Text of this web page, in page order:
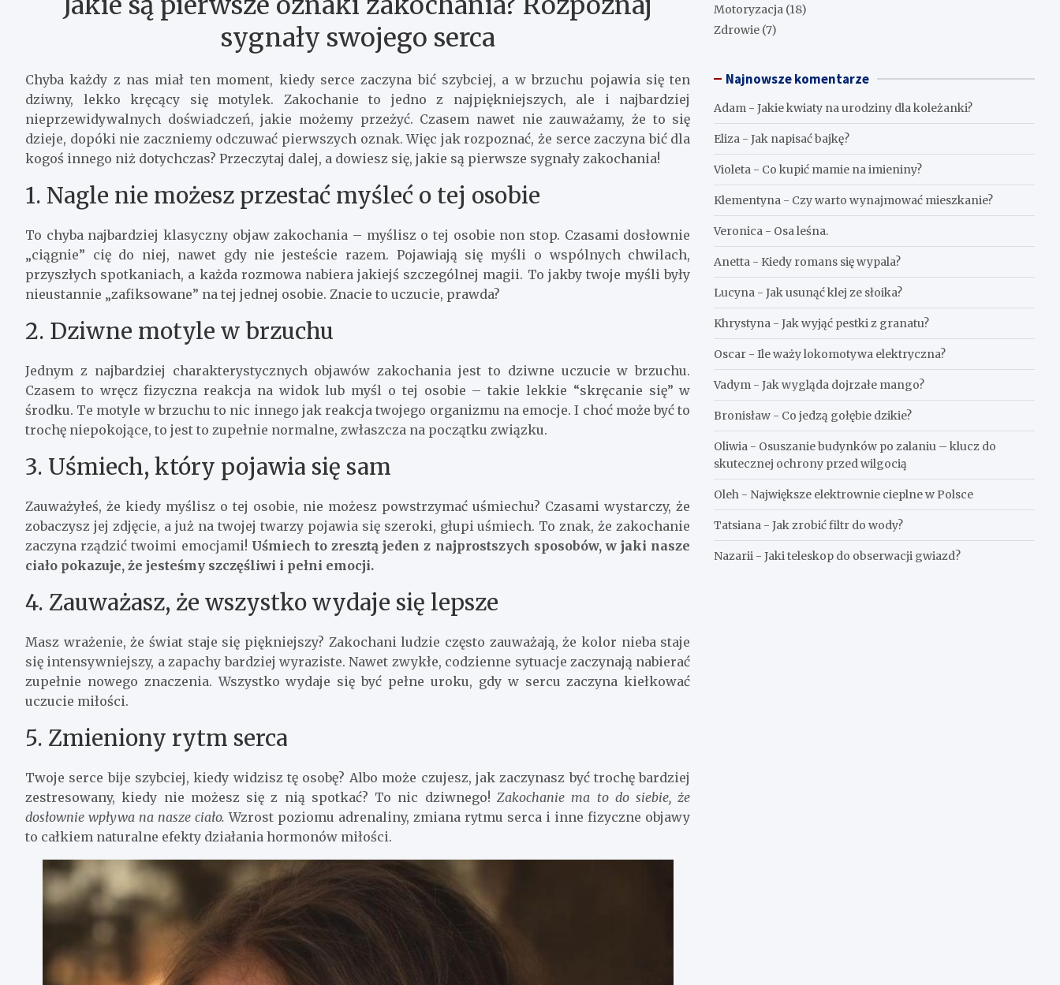
sygnały swojego serca
Chyba każdy z nas miał ten moment, kiedy serce zaczyna bić szybciej, a w brzuchu pojawia się ten
dziwny, lekko kręcący się motylek. Zakochanie to jedno z najpiękniejszych, ale i najbardziej
nieprzewidywalnych doświadczeń, jakie możemy przeżyć. Czasem nawet nie zauważamy, że to się
dzieje, dopóki nie zaczniemy odczuwać pierwszych oznak. Więc jak rozpoznać, że serce zaczyna bić dla
kogoś innego niż dotychczas? Przeczytaj dalej, a dowiesz się, jakie są pierwsze sygnały zakochania!
1. Nagle nie możesz przestać myśleć o tej osobie
To chyba najbardziej klasyczny objaw zakochania – myślisz o tej osobie non stop. Czasami dosłownie
„ciągnie” cię do niej, nawet gdy nie jesteście razem. Pojawiają się myśli o wspólnych chwilach,
przyszłych spotkaniach, a każda rozmowa nabiera jakiejś szczególnej magii. To jakby twoje myśli były
nieustannie „zafiksowane” na tej jednej osobie. Znacie to uczucie, prawda?
2. Dziwne motyle w brzuchu
Jednym z najbardziej charakterystycznych objawów zakochania jest to dziwne uczucie w brzuchu.
Czasem to wręcz fizyczna reakcja na widok lub myśl o tej osobie – takie lekkie “skręcanie się” w
środku. Te motyle w brzuchu to nic innego jak reakcja twojego organizmu na emocje. I choć może być to
trochę niepokojące, to jest to zupełnie normalne, zwłaszcza na początku związku.
3. Uśmiech, który pojawia się sam
Zauważyłeś, że kiedy myślisz o tej osobie, nie możesz powstrzymać uśmiechu? Czasami wystarczy, że
zobaczysz jej zdjęcie, a już na twojej twarzy pojawia się szeroki, głupi uśmiech. To znak, że zakochanie
zaczyna rządzić twoimi emocjami! Uśmiech to zresztą jeden z najprostszych sposobów, w jaki nasze
ciało pokazuje, że jesteśmy szczęśliwi i pełni emocji.
4. Zauważasz, że wszystko wydaje się lepsze
Masz wrażenie, że świat staje się piękniejszy? Zakochani ludzie często zauważają, że kolor nieba staje
się intensywniejszy, a zapachy bardziej wyraziste. Nawet zwykłe, codzienne sytuacje zaczynają nabierać
zupełnie nowego znaczenia. Wszystko wydaje się być pełne uroku, gdy w sercu zaczyna kiełkować
uczucie miłości.
5. Zmieniony rytm serca
Twoje serce bije szybciej, kiedy widzisz tę osobę? Albo może czujesz, jak zaczynasz być trochę bardziej
zestresowany, kiedy nie możesz się z nią spotkać? To nic dziwnego! Zakochanie ma to do siebie, że
dosłownie wpływa na nasze ciało.Wzrost poziomu adrenaliny, zmiana rytmu serca i inne fizyczne objawy
to całkiem naturalne efekty działania hormonów miłości.
Motoryzacja (18)
Zdrowie (7)
Najnowsze komentarze
Adam -Jakie kwiaty na urodziny dla koleżanki?
Eliza -Jak napisać bajkę?
Violeta - Co kupić mamie na imieniny?
Klementyna - Czy warto wynajmować mieszkanie?
Veronica - Osa leśna.
Anetta - Kiedy romans się wypala?
Lucyna -Jak usunąć klej ze słoika?
Khrystyna -Jak wyjąć pestki z granatu?
Oscar -Ile waży lokomotywa elektryczna?
Vadym -Jak wygląda dojrzałe mango?
Bronisław - Co jedzą gołębie dzikie?
Oliwia - Osuszanie budynków po zalaniu – klucz do
skutecznej ochrony przed wilgocią
Oleh - Największe elektrownie cieplne w Polsce
Tatsiana -Jak zrobić filtr do wody?
Nazarii -Jaki teleskop do obserwacji gwiazd?